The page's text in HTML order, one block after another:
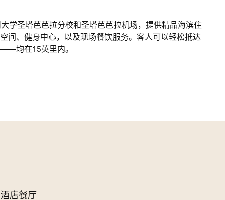
学圣塔芭芭拉分校和圣塔芭芭拉机场，提供精品海滨住
间、健身中心，以及现场餐饮服务。客人可以轻松抵达
均在15英里内。
酒店餐厅